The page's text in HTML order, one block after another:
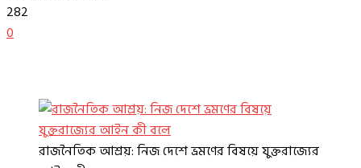
282
0
রাজনৈতিক আশ্রয়: নিজ দেশে ভ্রমণের বিষয়ে যুক্তরাজ্যের